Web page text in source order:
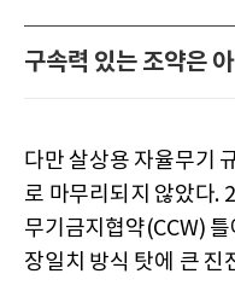
구속력 있는 조약은
다만 살상용 자율무기
로 마무리되지 않았다.
무기금지협약(CCW)
장일치 방식 탓에 큰 진